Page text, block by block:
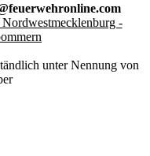
-
unter Nennung von